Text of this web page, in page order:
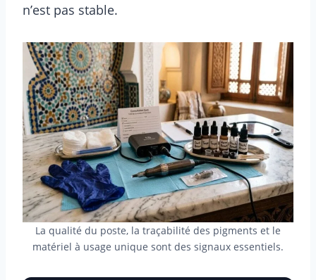
n’est pas stable.
La qualité du poste, la traçabilité des pigments et le
matériel à usage unique sont des signaux essentiels.